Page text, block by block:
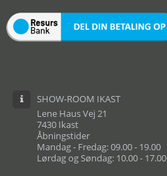
SHOW-ROOM IKAST
Lene Haus Vej 21
7430 Ikast
Åbningstider
Mandag - Fredag: 09.00 - 19.00
Lørdag og Søndag: 10.00 - 17.00